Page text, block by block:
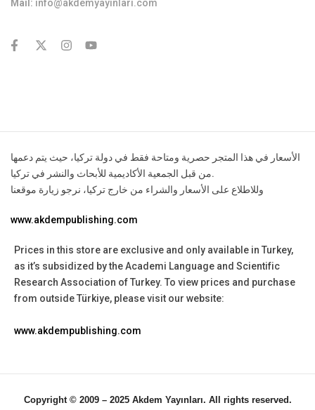
Mail: info@akdemyayinlari.com
الأسعار في هذا المتجر حصرية ومتاحة فقط في دولة تركيا، حيث يتم دعمها
من قبل الجمعية الأكاديمية للأبحاث والنشر في تركيا.
وللاطلاع على الأسعار والشراء من خارج تركيا، نرجو زيارة موقعنا
www.akdempublishing.com
Prices in this store are exclusive and only available in Turkey,
as it’s subsidized by the Academi Language and Scientific
Research Association of Turkey. To view prices and purchase
from outside Türkiye, please visit our website:
www.akdempublishing.com
Copyright © 2009 – 2025 Akdem Yayınları. All rights reserved.